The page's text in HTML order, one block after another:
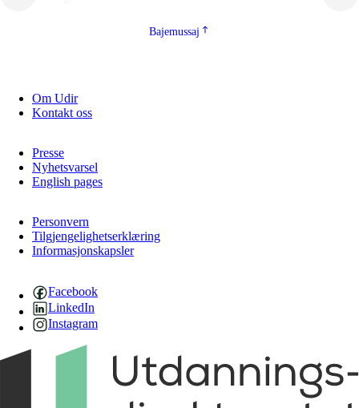
Bajemussaj
Om Udir
Kontakt oss
Presse
Nyhetsvarsel
English pages
Personvern
Tilgjengelighetserklæring
Informasjonskapsler
Facebook
LinkedIn
Instagram